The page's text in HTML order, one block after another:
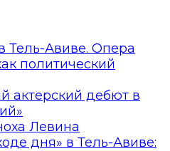
Тель-Авиве. Опера
политический
актерский дебют в
Левина
дня» в Тель-Авиве: